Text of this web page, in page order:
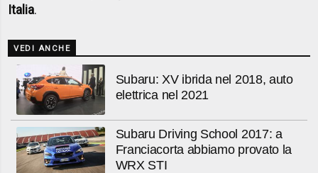
Italia.
VEDI ANCHE
Subaru: XV ibrida nel 2018, auto
elettrica nel 2021
Subaru Driving School 2017: a
Franciacorta abbiamo provato la
WRX STI